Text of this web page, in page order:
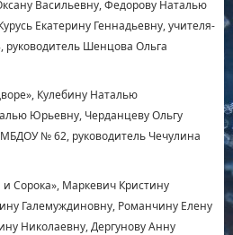
Васильевну, Федорову Наталью
Екатерину Геннадьевну, учителя-
Шенцова Ольга
Кулебину Наталью
Юрьевну, Черданцеву Ольгу
№ 62, руководитель Чечулина
Сорока», Маркевич Кристину
Галемуждиновну, Романчину Елену
Николаевну, Дергунову Анну